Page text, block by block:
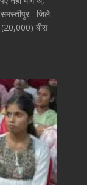
जिले
(20,000) बीस